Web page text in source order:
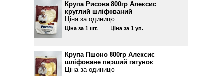
Крупа Рисова 800гр Алексис
круглий шліфований
Ціна за одиницю
Ціна за 1 шт. Ціна за 1 уп.
Крупа Пшоно 800гр Алексис
шліфоване перший гатунок
Ціна за одиницю